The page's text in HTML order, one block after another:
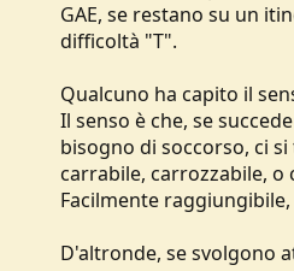
GAE, se restano su un
difficoltà "T".
Qualcuno ha capito il
Il senso è che, se
bisogno di soccorso, ci
carrabile, carrozzabile, o
Facilmente raggiungibile,
D'altronde, se svolgono